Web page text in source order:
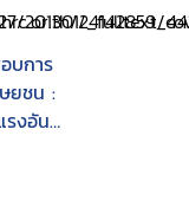
บการ
ยชน :
งอัน